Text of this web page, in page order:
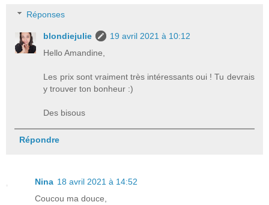
Réponses
blondiejulie
19 avril 2021 à 10:12
Hello Amandine,
Les prix sont vraiment très intéressants oui ! Tu devrais
y trouver ton bonheur :)
Des bisous
Répondre
Nina 18 avril 2021 à 14:52
Coucou ma douce,